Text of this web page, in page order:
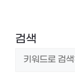
검색